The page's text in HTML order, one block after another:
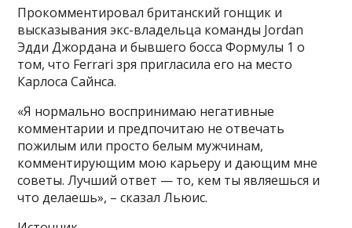
Прокомментировал британский гонщик и
высказывания экс-владельца команды Jordan
Эдди Джордана и бывшего босса Формулы 1 о
том, что Ferrari зря пригласила его на место
Карлоса Сайнса.
«Я нормально воспринимаю негативные
комментарии и предпочитаю не отвечать
пожилым или просто белым мужчинам,
комментирующим мою карьеру и дающим мне
советы. Лучший ответ — то, кем ты являешься и
что делаешь», – сказал Льюис.